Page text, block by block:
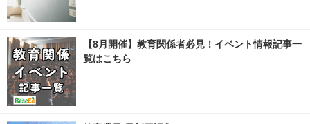
【8月開催】教育関係者必見！イベント情報記事一
覧はこちら